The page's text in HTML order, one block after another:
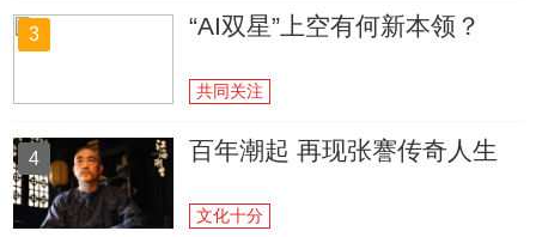
3 “AI双星”上空有何新本领？
共同关注
4 百年潮起 再现张謇传奇人生
文化十分